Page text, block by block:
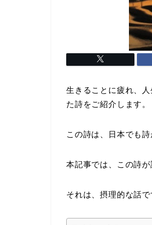
生きることに疲れ、
た詩をご紹介します。
この詩は、日本でも
本記事では、この詩
それは、摂理的な話で